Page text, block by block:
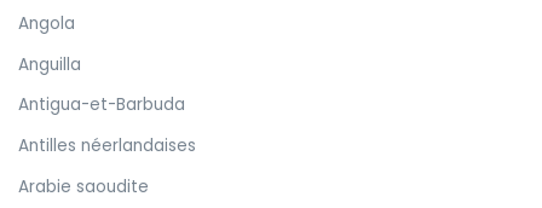
Angola
Anguilla
Antigua-et-Barbuda
Antilles néerlandaises
Arabie saoudite